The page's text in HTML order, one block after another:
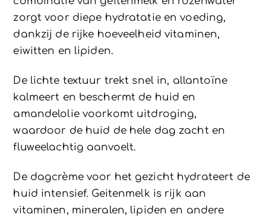
zorgt voor diepe hydratatie en voeding,
dankzij de rijke hoeveelheid vitaminen,
eiwitten en lipiden.
De lichte textuur trekt snel in, allantoïne
kalmeert en beschermt de huid en
amandelolie voorkomt uitdroging,
waardoor de huid de hele dag zacht en
fluweelachtig aanvoelt.
De dagcrème voor het gezicht hydrateert de
huid intensief. Geitenmelk is rijk aan
vitaminen, mineralen, lipiden en andere